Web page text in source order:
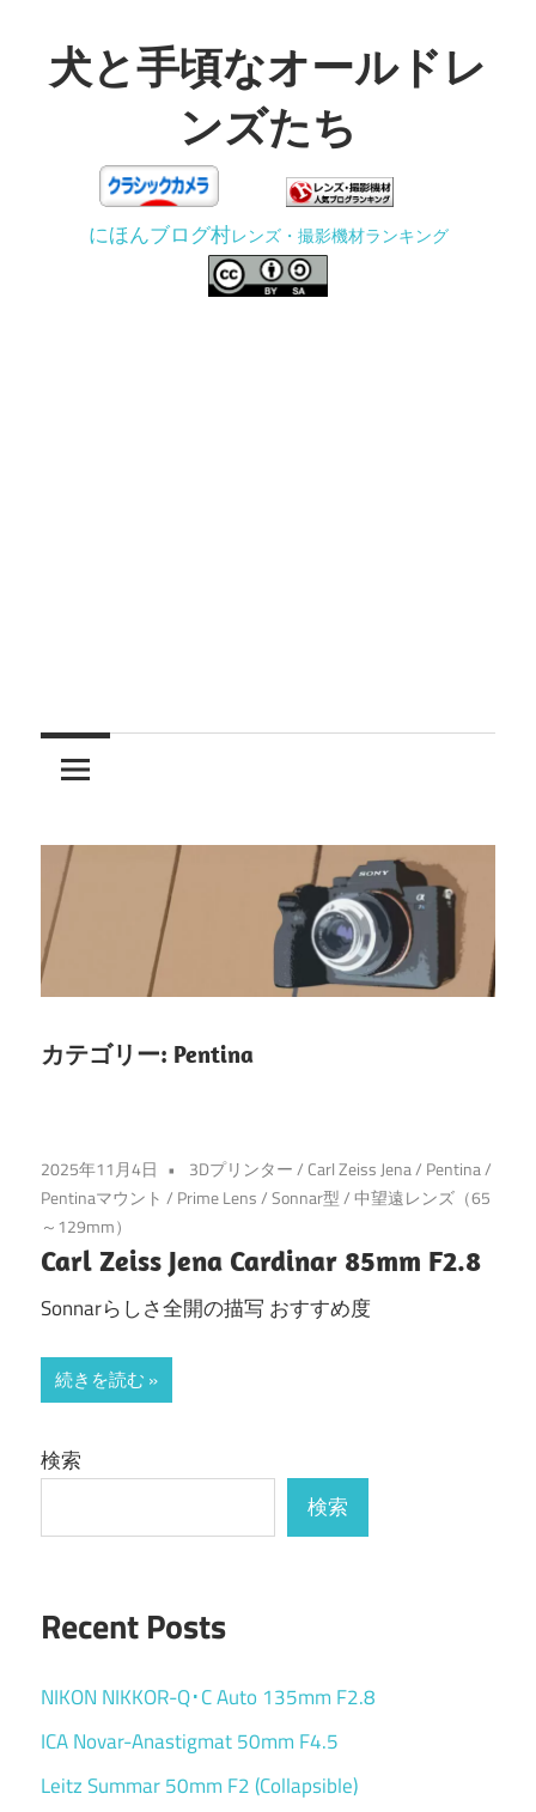
テ犬と手頃なオールドレ
ンズたち
う
にほんブログ村レンズ・撮影機材ランキング
カテゴリー: Pentina
2025年11月4日 3Dプリンター/ Carl Zeiss Jena/ Pentina/
Pentinaマウント / Prime Lens/Sonnar型/中望遠レンズ（65
～129mm）
Carl Zeiss Jena Cardinar 85mm F2.8
Sonnarらしさ全開の描写 おすすめ度
続きを読む
検索
検索
Recent Posts
NIKON NIKKOR-Q･C Auto 135mm F2.8
ICA Novar-Anastigmat 50mm F4.5
Leitz Summar 50mm F2 (Collapsible)